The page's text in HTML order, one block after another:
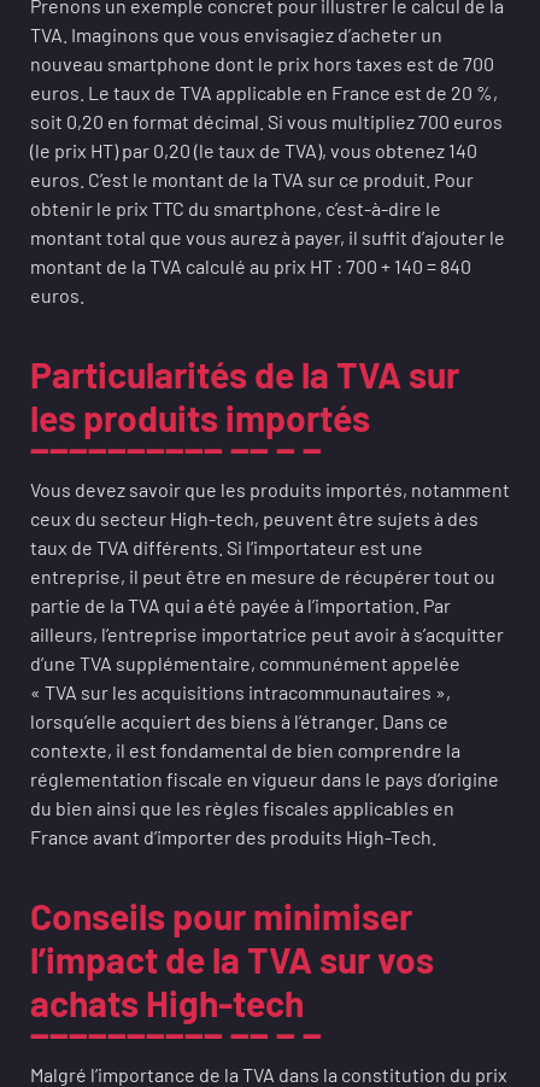
Prenons un exemple concret pour illustrer le calcul de la
TVA. Imaginons que vous envisagiez d’acheter un
nouveau smartphone dont le prix hors taxes est de 700
euros. Le taux de TVA applicable en France est de 20 %,
soit 0,20 en format décimal. Si vous multipliez 700 euros
(le prix HT) par 0,20 (le taux de TVA), vous obtenez 140
euros. C’est le montant de la TVA sur ce produit. Pour
obtenir le prix TTC du smartphone, c’est-à-dire le
montant total que vous aurez à payer, il suffit d’ajouter le
montant de la TVA calculé au prix HT : 700 + 140 = 840
euros.
Particularités de la TVA sur
les produits importés
Vous devez savoir que les produits importés, notamment
ceux du secteur High-tech, peuvent être sujets à des
taux de TVA différents. Si l’importateur est une
entreprise, il peut être en mesure de récupérer tout ou
partie de la TVA qui a été payée à l’importation. Par
ailleurs, l’entreprise importatrice peut avoir à s’acquitter
d’une TVA supplémentaire, communément appelée
« TVA sur les acquisitions intracommunautaires »,
lorsqu’elle acquiert des biens à l’étranger. Dans ce
contexte, il est fondamental de bien comprendre la
réglementation fiscale en vigueur dans le pays d’origine
du bien ainsi que les règles fiscales applicables en
France avant d’importer des produits High-Tech.
Conseils pour minimiser
l’impact de la TVA sur vos
achats High-tech
Malgré l’importance de la TVA dans la constitution du prix